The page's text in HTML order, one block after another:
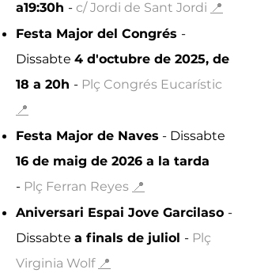
a19:30h - c/ Jordi de Sant Jordi 📍
Festa Major del Congrés - ​
Dissabte 4 d'octubre de 2025, de
18 a 20h - Plç Congrés Eucarístic
📍
Festa Major de Naves ​- Dissabte
16 de maig de 2026 a la tarda
- Plç Ferran Reyes 📍
Aniversari Espai Jove Garcilaso -
Dissabte a finals de juliol - Plç
Virginia Wolf 📍